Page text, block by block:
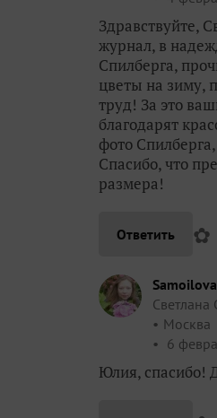
Здравствуйте,
журнал, в
Спилберга,
цветы на зиму,
труд! За это
благодарят
фото
Спасибо, что
размера!
Ответить ✿
Samoilova
Светлана
Москва
6
Юлия, спасибо!